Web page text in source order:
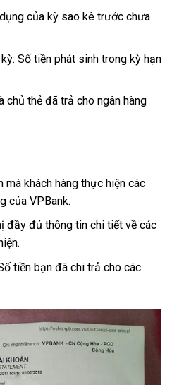
của kỳ sao kê trước chưa
Số tiền phát sinh trong kỳ hạn
chủ thẻ đã trả cho ngân hàng
mà khách hàng thực hiện các
của VPBank.
đầy đủ thông tin chi tiết về các
tiền bạn đã chi trả cho các